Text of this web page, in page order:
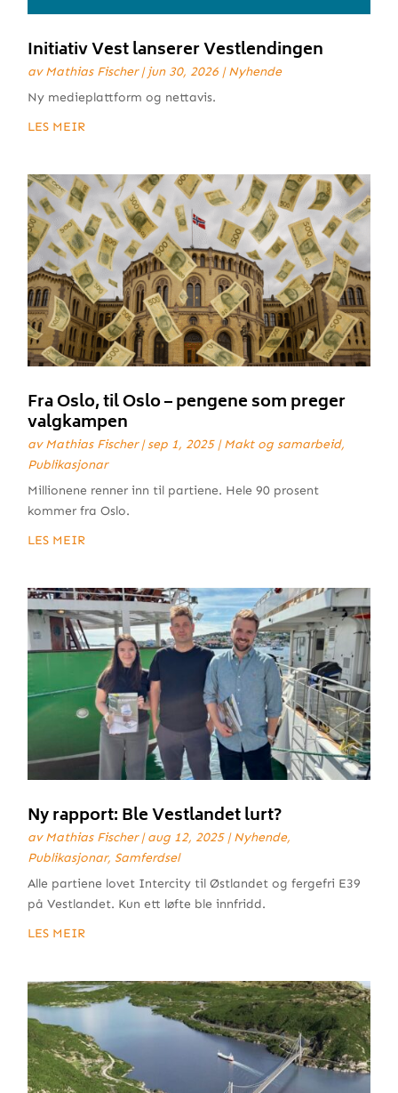
Initiativ Vest lanserer Vestlendingen
avMathias Fischer|jun 30, 2026 |Nyhende
Ny medieplattform og nettavis.
LES MEIR
Fra Oslo, til Oslo – pengene som preger
valgkampen
avMathias Fischer|sep 1, 2025|Makt og samarbeid,
Publikasjonar
Millionene renner inn til partiene. Hele 90 prosent
kommer fra Oslo.
LES MEIR
Ny rapport: Ble Vestlandet lurt?
avMathias Fischer|aug 12, 2025|Nyhende,
Publikasjonar, Samferdsel
Alle partiene lovet Intercity til Østlandet og fergefri E39
på Vestlandet. Kun ett løfte ble innfridd.
LES MEIR